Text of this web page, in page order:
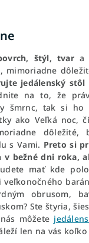
štýl, tvar
mimoriadne
jedálenský stôl
na to, že
šmrnc, tak si ho
ako Veľká noc,
dôležité,
s Vami. Preto si
v bežné dni roka,
mať kde
obrusom,
Ste štyria,
môžete
len na vás